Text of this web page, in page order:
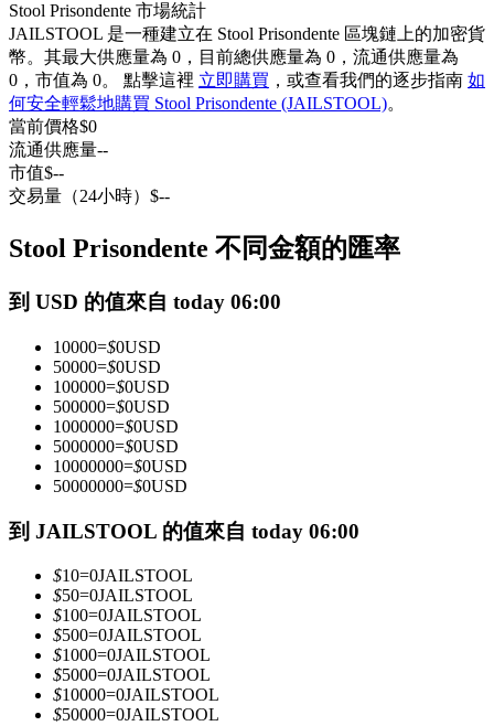
USDC永續
多種以USDC結算的永續合約
跟單
與頂尖交易專家同行
成為跟單交易員
坐享盈利分成和跟單分傭
Stool Prisondente 市場統計
JAILSTOOL 是一種建立在 Stool Prisondente 區塊鏈上的加密貨
幣。其最大供應量為 0，目前總供應量為 0，流通供應量為
0，市值為 0。 點擊這裡 立即購買 ，或查看我們的逐步指南 如
何安全輕鬆地購買 Stool Prisondente (JAILSTOOL)。
當前價格$0
流通供應量--
市值$--
交易量（24小時） $--
Stool Prisondente 不同金額的匯率
到 USD 的值來自 today 06:00
10000=$0USD
50000=$0USD
100000=$0USD
500000=$0USD
1000000=$0USD
5000000=$0USD
10000000=$0USD
50000000=$0USD
到 JAILSTOOL 的值來自 today 06:00
$10=0JAILSTOOL
$50=0JAILSTOOL
$100=0JAILSTOOL
$500=0JAILSTOOL
$1000=0JAILSTOOL
$5000=0JAILSTOOL
$10000=0JAILSTOOL
$50000=0JAILSTOOL